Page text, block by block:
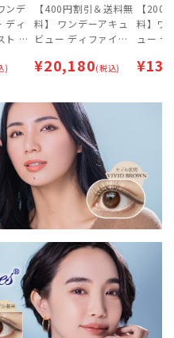
ンデ
ディ
ト フ
)
【400円割引＆送料無
料】 ワンデーアキュ
ビュー ディファイン
シリーズ (1箱30枚入)
¥20,180(税込)
【200
料】ワ
ュー
リーズ
¥